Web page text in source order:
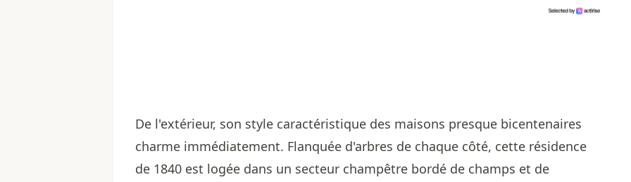
De l'extérieur, son style caractéristique des maisons presque bicentenaires
charme immédiatement. Flanquée d'arbres de chaque côté, cette résidence
de 1840 est logée dans un secteur champêtre bordé de champs et de